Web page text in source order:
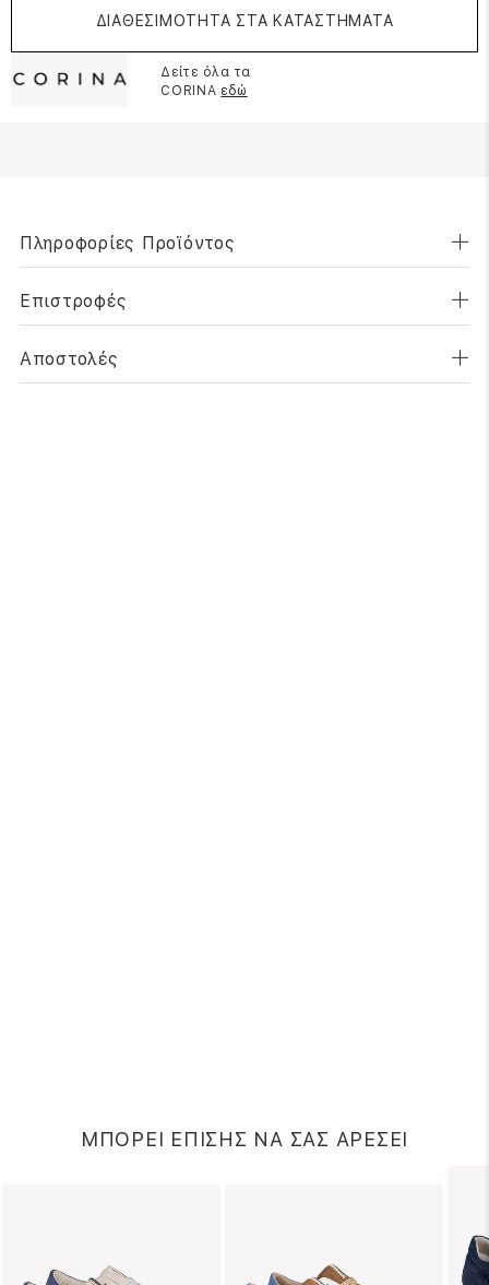
ΔΙΑΘΕΣΙΜΟΤΗΤΑ ΣΤΑ ΚΑΤΑΣΤΗΜΑΤΑ
Δείτε όλα τα
CORINA εδώ
Πληροφορίες Προϊόντος
Επιστροφές
Αποστολές
ΜΠΟΡΕΙ ΕΠΙΣΗΣ ΝΑ ΣΑΣ ΑΡΕΣΕΙ